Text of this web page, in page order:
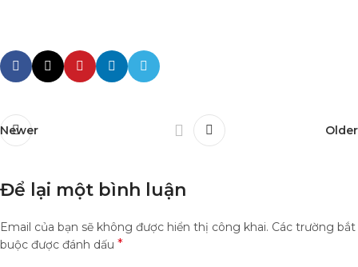
Newer Older
Để lại một bình luận
Email của bạn sẽ không được hiển thị công khai. Các trường bắt
buộc được đánh dấu *